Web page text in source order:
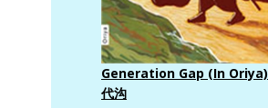
Generation Gap (In Oriya)
代沟